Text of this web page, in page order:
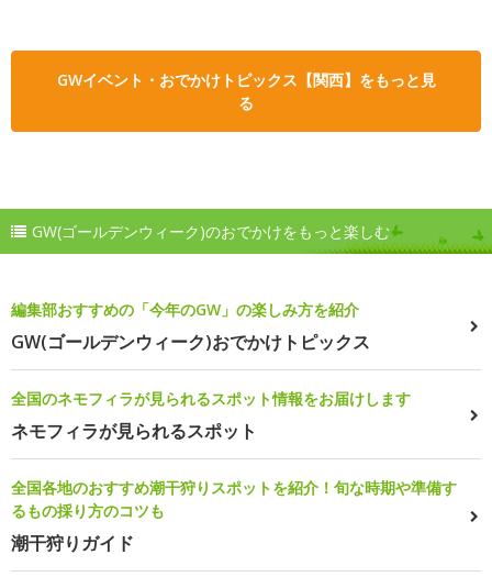
GWイベント・おでかけトピックス【関西】をもっと見
る
GW(ゴールデンウィーク)のおでかけをもっと楽しむ
編集部おすすめの「今年のGW」の楽しみ方を紹介
GW(ゴールデンウィーク)おでかけトピックス
全国のネモフィラが見られるスポット情報をお届けします
ネモフィラが見られるスポット
全国各地のおすすめ潮干狩りスポットを紹介！旬な時期や準備す
るもの採り方のコツも
潮干狩りガイド